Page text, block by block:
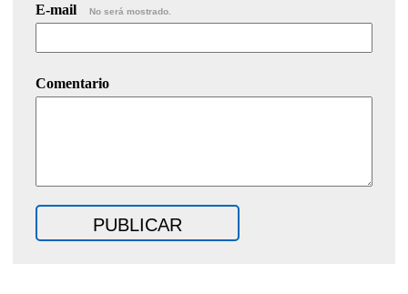
E-mail No será mostrado.
Comentario